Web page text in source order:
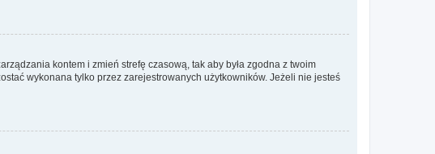
kontem i zmień strefę czasową, tak aby była zgodna z twoim
wykonana tylko przez zarejestrowanych użytkowników. Jeżeli nie jesteś